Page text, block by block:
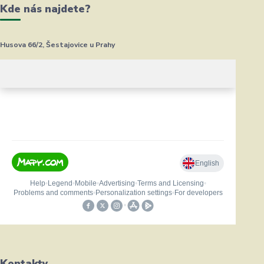
Kde nás najdete?
Husova 66/2, Šestajovice u Prahy